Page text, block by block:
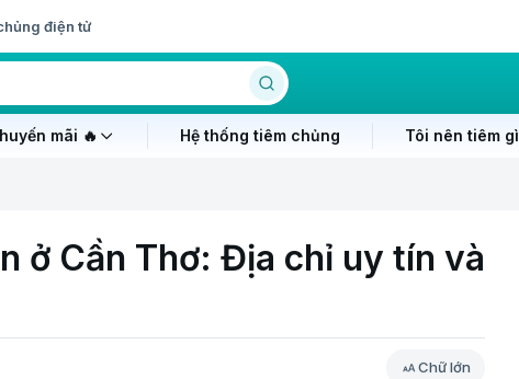
điện tử
mãi 🔥 Hệ thống tiêm chủng Tôi nên tiêm gì
ở Cần Thơ: Địa chỉ uy tín và
Chữ lớn